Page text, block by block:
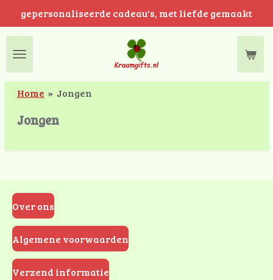
naar
hoofdinhoud
gepersonaliseerde cadeau's, met liefde gemaakt
Home » Jongen
Jongen
Over ons
Algemene voorwaarden
Verzend informatie